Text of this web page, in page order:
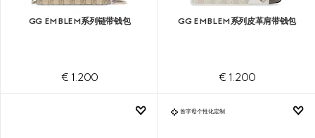
GG EMBLEM系列链带钱包
€ 1.200
GG EMBLEM系列皮革肩带钱包
€ 1.200
首字母个性化定制